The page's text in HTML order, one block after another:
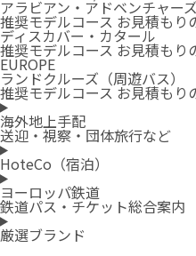
アラビアン・アドベンチャーズ
推奨モデルコース お見積もり
ディスカバー・カタール
推奨モデルコース お見積もり
EUROPE
ランドクルーズ（周遊バス）
推奨モデルコース お見積もり
海外地上手配
送迎・視察・団体旅行など
HoteCo（宿泊）
ヨーロッパ鉄道
鉄道パス・チケット総合案内
厳選ブランド